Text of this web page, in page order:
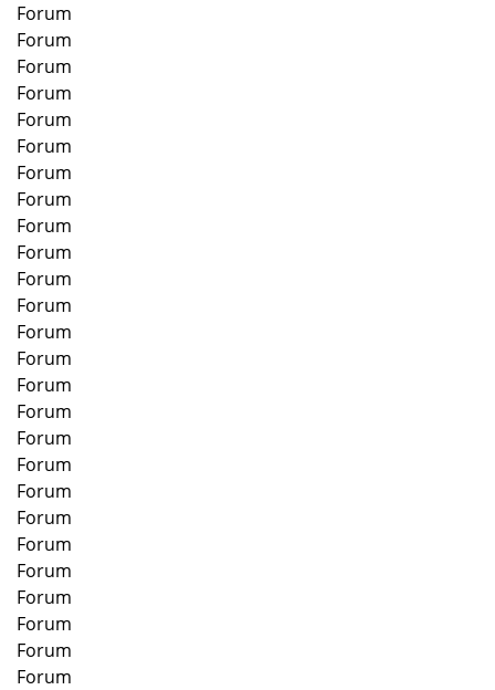
Forum
Forum
Forum
Forum
Forum
Forum
Forum
Forum
Forum
Forum
Forum
Forum
Forum
Forum
Forum
Forum
Forum
Forum
Forum
Forum
Forum
Forum
Forum
Forum
Forum
Forum